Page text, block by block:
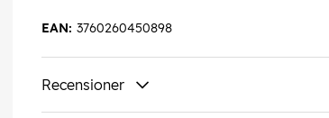
3760260450898
EAN:
Recensioner